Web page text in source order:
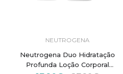
NEUTROGENA
Neutrogena Duo Hidratação
Profunda Loção Corporal